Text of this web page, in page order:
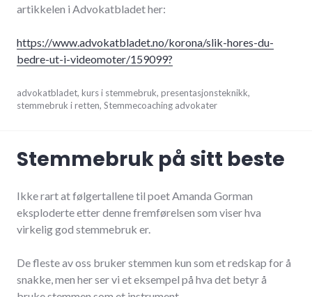
artikkelen i Advokatbladet her:
https://www.advokatbladet.no/korona/slik-hores-du-
bedre-ut-i-videomoter/159099?
mars
12,
advokatbladet, kurs i stemmebruk, presentasjonsteknikk,
stemmebruk i retten, Stemmecoaching advokater
Stemmebruk på sitt beste
Ikke rart at følgertallene til poet Amanda Gorman
eksploderte etter denne fremførelsen som viser hva
virkelig god stemmebruk er.
De fleste av oss bruker stemmen kun som et redskap for å
snakke, men her ser vi et eksempel på hva det betyr å